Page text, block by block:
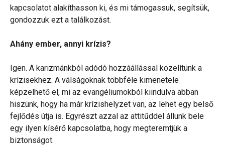
kapcsolatot alakíthasson ki, és mi támogassuk, segítsük,
gondozzuk ezt a találkozást.
Ahány ember, annyi krízis?
Igen. A karizmánkból adódó hozzáállással közelítünk a
krízisekhez. A válságoknak többféle kimenetele
képzelhető el, mi az evangéliumokból kiindulva abban
hiszünk, hogy ha már krízishelyzet van, az lehet egy belső
fejlődés útja is. Egyrészt azzal az attitűddel állunk bele
egy ilyen kísérő kapcsolatba, hogy megteremtjük a
biztonságot.